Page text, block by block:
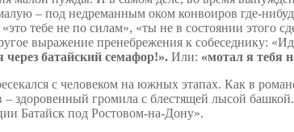
– под недреманным оком конвоиров где-
«это тебе не по силам», «ты не в состоянии этого
выражение пренебрежения к собеседнику:
через батайский семафор!». Или: «мотал я тебя
с человеком на южных этапах. Как в
– здоровенный громила с блестящей лысой
Батайск под Ростовом-на-Дону».